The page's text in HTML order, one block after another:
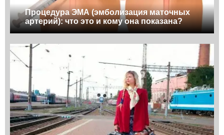
Процедура ЭМА (эмболизация маточных
артерий): что это и кому она показана?